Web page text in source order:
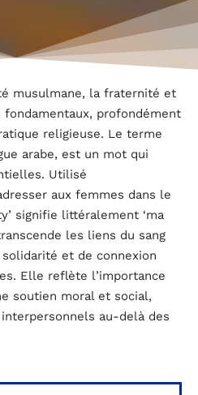
musulmane, la fraternité et
fondamentaux, profondément
religieuse. Le terme
arabe, est un mot qui
Utilisé
aux femmes dans le
signifie littéralement ‘ma
les liens du sang
et de connexion
Elle reflète l’importance
soutien moral et social,
au-delà des